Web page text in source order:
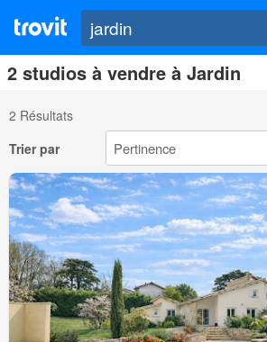
2 studios à vendre à Jardin
2 Résultats
Trier par